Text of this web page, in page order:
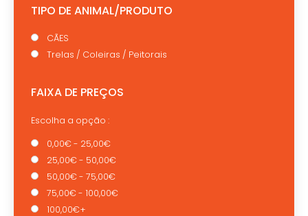
TIPO DE ANIMAL/PRODUTO
CÃES
Trelas / Coleiras / Peitorais
FAIXA DE PREÇOS
Escolha a opção :
0,00€ - 25,00€
25,00€ - 50,00€
50,00€ - 75,00€
75,00€ - 100,00€
100,00€+